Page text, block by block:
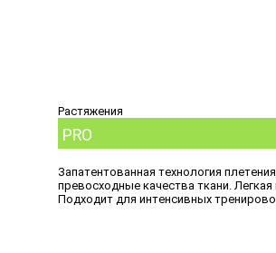
Растяжения
PRO
Запатентованная технология
превосходные качества ткани.
Подходит для интенсивных